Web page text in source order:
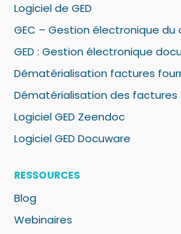
Logiciel de GED
GEC – Gestion électronique du
GED : Gestion électronique
Dématérialisation factures
Dématérialisation des factures
Logiciel GED Zeendoc
Logiciel GED Docuware
RESSOURCES
Blog
Webinaires